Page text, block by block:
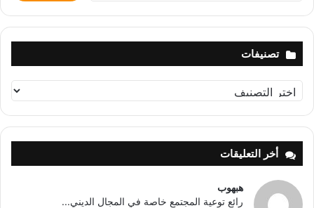
تصنيفات
تصنيفات
أخر التعليقات
هبهوب
رائع توعية المجتمع خاصة في المجال الديني...